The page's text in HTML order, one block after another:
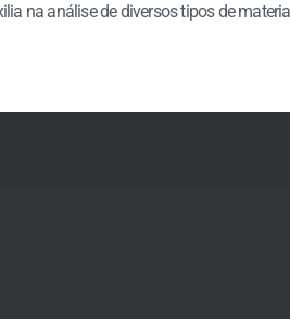
na análise de diversos tipos de